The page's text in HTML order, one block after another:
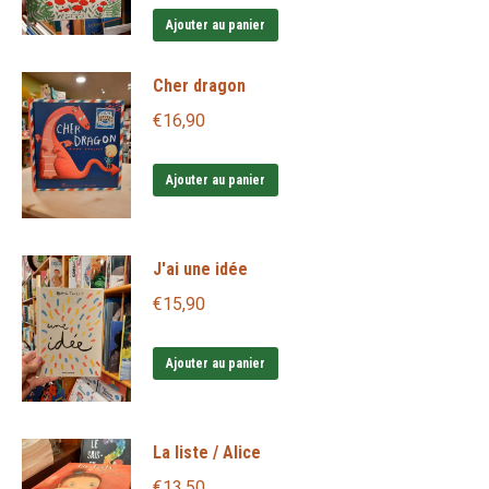
Ajouter au panier
Cher dragon
€16,90
Ajouter au panier
J'ai une idée
€15,90
Ajouter au panier
La liste / Alice